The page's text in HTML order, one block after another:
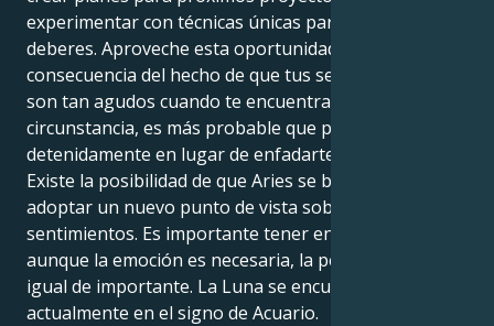
experimentar con técnicas únicas para completar
deberes. Aproveche esta oportunidad. Como
consecuencia del hecho de que tus sentimientos no
son tan agudos cuando te encuentras en esta
circunstancia, es más probable que pienses las cosas
detenidamente en lugar de enfadarte por el asunto.
Existe la posibilidad de que Aries se beneficie de
adoptar un nuevo punto de vista sobre sus
sentimientos. Es importante tener en cuenta que,
aunque la emoción es necesaria, la perspectiva es
igual de importante. La Luna se encuentra
actualmente en el signo de Acuario.